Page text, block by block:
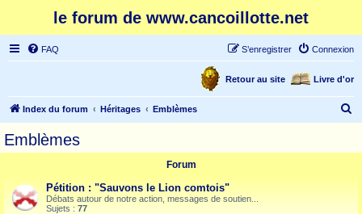
le forum de www.cancoillotte.net
FAQ Connexion
S’enregistrer
Livre d'or
Retour au site
Index du forum Héritages Emblèmes
Emblèmes
Forum
Pétition : "Sauvons le Lion comtois"
Débats autour de notre action, messages de soutien...
Sujets : 77